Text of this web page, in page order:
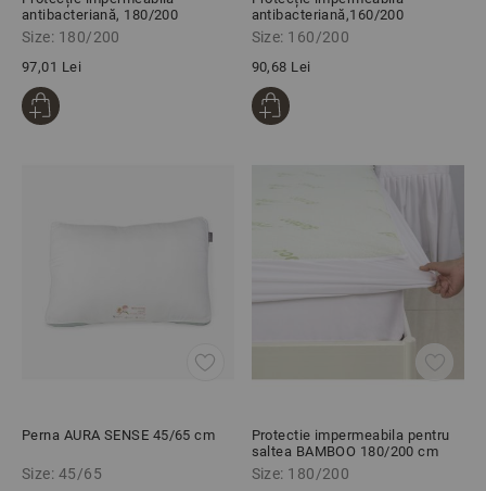
antibacteriană, 180/200
Size: 180/200
97,01 Lei
antibacteriană,160/200
Size: 160/200
90,68 Lei
Perna AURA SENSE 45/65 cm
Size: 45/65
Protectie impermeabila pentru
saltea BAMBOO 180/200 cm
Size: 180/200